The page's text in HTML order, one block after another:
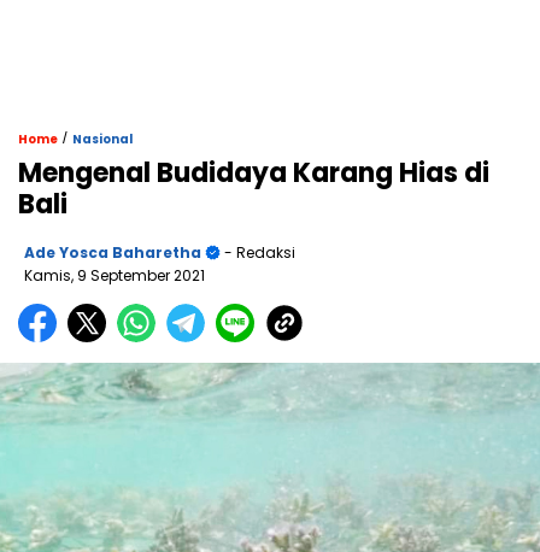
Home / Nasional
Mengenal Budidaya Karang Hias di
Bali
Ade Yosca Baharetha
- Redaksi
Kamis, 9 September 2021